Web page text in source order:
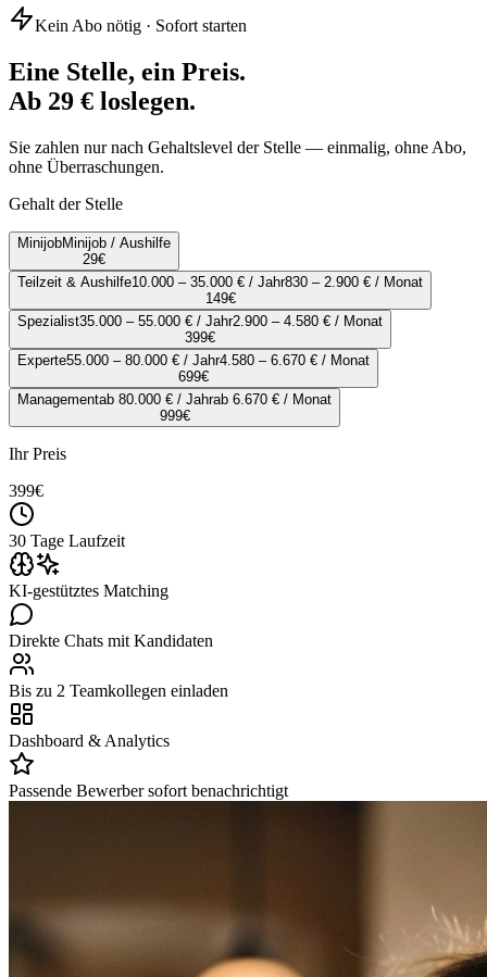
Kein Abo nötig · Sofort starten
Eine Stelle, ein Preis.
Ab 29 € loslegen.
Sie zahlen nur nach Gehaltslevel der Stelle — einmalig, ohne Abo,
ohne Überraschungen.
Gehalt der Stelle
MinijobMinijob / Aushilfe
29€
Teilzeit & Aushilfe10.000 – 35.000 € / Jahr830 – 2.900 € / Monat
149€
Spezialist35.000 – 55.000 € / Jahr2.900 – 4.580 € / Monat
399€
Experte55.000 – 80.000 € / Jahr4.580 – 6.670 € / Monat
699€
Managementab 80.000 € / Jahrab 6.670 € / Monat
999€
Ihr Preis
399€
30 Tage Laufzeit
KI-gestütztes Matching
Direkte Chats mit Kandidaten
Bis zu 2 Teamkollegen einladen
Dashboard & Analytics
Passende Bewerber sofort benachrichtigt